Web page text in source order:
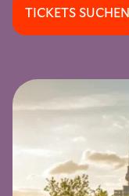
TICKETS SUCHEN